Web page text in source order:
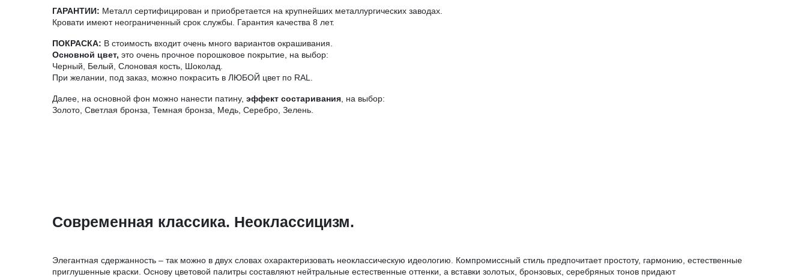
ГАРАНТИИ: Металл сертифицирован и приобретается на крупнейших металлургических заводах.
Кровати имеют неограниченный срок службы. Гарантия качества 8 лет.
ПОКРАСКА: В стоимость входит очень много вариантов окрашивания.
Основной цвет, это очень прочное порошковое покрытие, на выбор:
Черный, Белый, Слоновая кость, Шоколад.
При желании, под заказ, можно покрасить в ЛЮБОЙ цвет по RAL.
Далее, на основной фон можно нанести патину, эффект состаривания , на выбор:
Золото, Светлая бронза, Темная бронза, Медь, Серебро, Зелень.
Современная классика. Неоклассицизм.
Элегантная сдержанность – так можно в двух словах охарактеризовать неоклассическую идеологию. Компромиссный стиль предпочитает простоту, гармонию, естественные
приглушенные краски. Основу цветовой палитры составляют нейтральные естественные оттенки, а вставки золотых, бронзовых, серебряных тонов придают